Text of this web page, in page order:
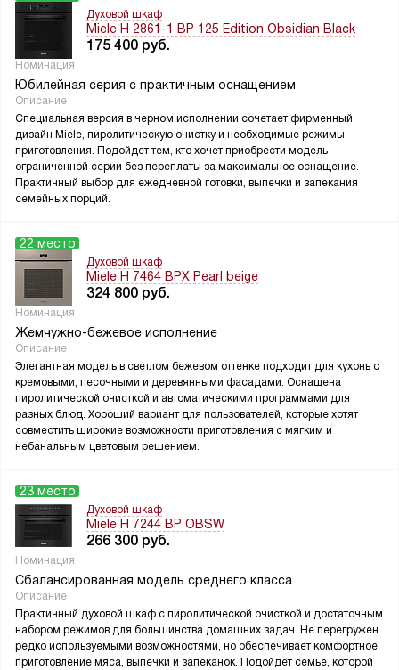
Духовой шкаф
Miele H 2861-1 BP 125 Edition Obsidian Black
175 400 руб.
Номинация
Юбилейная серия с практичным оснащением
Описание
Специальная версия в черном исполнении сочетает фирменный
дизайн Miele, пиролитическую очистку и необходимые режимы
приготовления. Подойдет тем, кто хочет приобрести модель
ограниченной серии без переплаты за максимальное оснащение.
Практичный выбор для ежедневной готовки, выпечки и запекания
семейных порций.
22 место
Духовой шкаф
Miele H 7464 BPX Pearl beige
324 800 руб.
Номинация
Жемчужно-бежевое исполнение
Описание
Элегантная модель в светлом бежевом оттенке подходит для кухонь с
кремовыми, песочными и деревянными фасадами. Оснащена
пиролитической очисткой и автоматическими программами для
разных блюд. Хороший вариант для пользователей, которые хотят
совместить широкие возможности приготовления с мягким и
небанальным цветовым решением.
23 место
Духовой шкаф
Miele H 7244 BP OBSW
266 300 руб.
Номинация
Сбалансированная модель среднего класса
Описание
Практичный духовой шкаф с пиролитической очисткой и достаточным
набором режимов для большинства домашних задач. Не перегружен
редко используемыми возможностями, но обеспечивает комфортное
приготовление мяса, выпечки и запеканок. Подойдет семье, которой